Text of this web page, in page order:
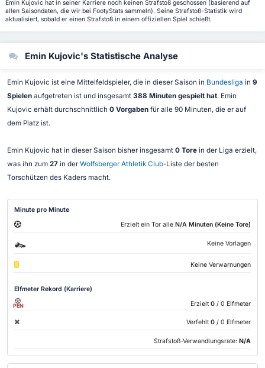
Emin Kujovic hat in seiner Karriere noch keinen Strafstoß geschossen (basierend auf
allen Saisondaten, die wir bei FootyStats sammeln). Seine Strafstoß-Statistik wird
aktualisiert, sobald er einen Strafstoß in einem offiziellen Spiel schießt.
Emin Kujovic's Statistische Analyse
Emin Kujovic ist eine Mittelfeldspieler, die in dieser Saison in Bundesliga in 9
Spielenaufgetreten ist und insgesamt 388 Minuten gespielt hat. Emin
Kujovic erhält durchschnittlich 0 Vorgabenfür alle 90 Minuten, die er auf
dem Platz ist.
Emin Kujovic hat in dieser Saison bisher insgesamt 0 Torein der Liga erzielt,
was ihn zum 27in der Wolfsberger Athletik Club-Liste der besten
Torschützen des Kaders macht.
Minute pro Minute
Erzielt ein Tor alle N/A Minuten (Keine Tore)
Keine Vorlagen
Keine Verwarnungen
Elfmeter Rekord (Karriere)
PEN Erzielt 0 / 0 Elfmeter
Verfehlt 0 / 0 Elfmeter
Strafstoß-Verwandlungsrate: N/A